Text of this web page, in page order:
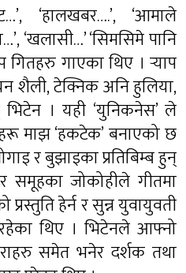
‘हालखबर….’, ‘आमाले
‘खलासी…’ ‘सिमसिमे पानि
गितहरु गाएका थिए । र्‍याप
शैली, टेक्निक अनि हुलिया,
। यही ‘युनिकनेस’ ले
माझ ‘हकटेक’ बनाएको छ
र बुझाइका प्रतिबिम्ब हुन्
समूहका जोकोहीले गीतमा
हेर्न र सुन्न युवायुवती
थिए । भिटेनले आफ्नो
समेत भनेर दर्शक तथा